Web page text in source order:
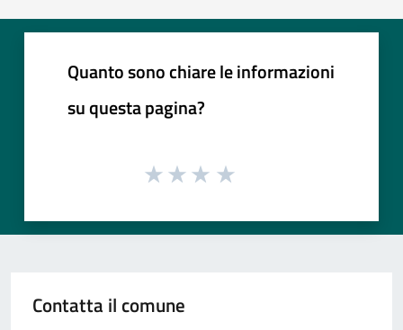
Quanto sono chiare le informazioni
su questa pagina?
Contatta il comune